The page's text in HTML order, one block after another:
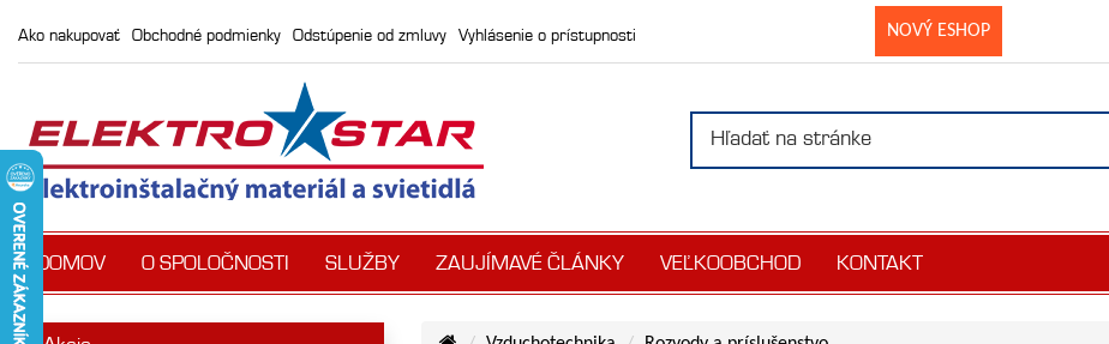
Ako nakupovať Obchodné podmienky Odstúpenie od zmluvy Vyhlásenie o prístupnosti NOVÝ ESHOP
DOMOV O SPOLOČNOSTI SLUŽBY ZAUJÍMAVÉ ČLÁNKY VEĽKOOBCHOD KONTAKT